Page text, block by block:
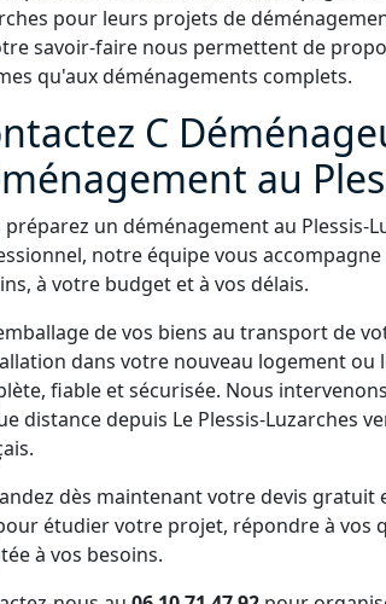
pour leurs projets de
savoir-faire nous permettent de
qu'aux déménagements complets.
C
au
préparez un déménagement au Plessis-
notre équipe vous
à votre budget et à vos délais.
de vos biens au transport de
dans votre nouveau logement
fiable et sécurisée. Nous
distance depuis Le Plessis-Luzarches
dès maintenant votre devis
étudier votre projet, répondre à vos
à vos besoins.